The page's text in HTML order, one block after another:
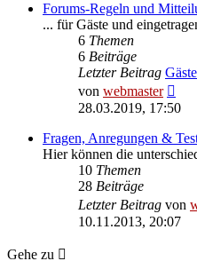
Forums-Regeln und
... für Gäste und
6 Themen
6 Beiträge
Letzter Beitrag
von webmaster
28.03.2019, 17:50
Fragen, Anregungen &
Hier können die
10 Themen
28 Beiträge
Letzter Beitrag von
10.11.2013, 20:07
Gehe zu